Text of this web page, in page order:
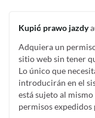
Kupić prawo jazdy
Adquiera un
sitio web sin tener
Lo único que
introducirán en el
está sujeto al
permisos expedidos